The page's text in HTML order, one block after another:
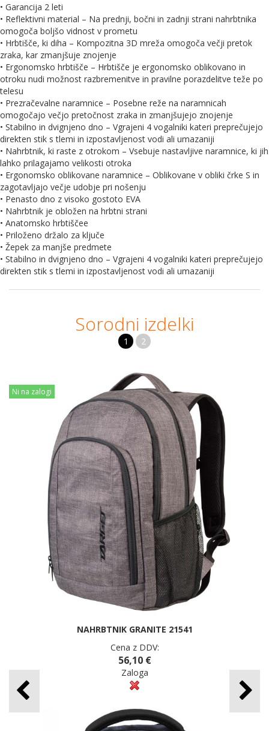
• Garancija 2 leti
• Reflektivni material – Na prednji, bočni in zadnji strani nahrbtnika
omogoča boljšo vidnost v prometu
• Hrbtišče, ki diha – Kompozitna 3D mreža omogoča večji pretok
zraka, kar zmanjšuje znojenje
• Ergonomsko hrbtišče – Hrbtišče je ergonomsko oblikovano in
otroku nudi možnost razbremenitve in pravilne porazdelitve teže po
telesu
• Prezračevalne naramnice – Posebne reže na naramnicah
omogočajo večjo pretočnost zraka in zmanjšujejo znojenje
• Stabilno in dvignjeno dno – Vgrajeni 4 vogalniki kateri preprečujejo
direkten stik s tlemi in izpostavljenost vodi ali umazaniji
• Nahrbtnik, ki raste z otrokom – Vsebuje nastavljive naramnice, ki jih
lahko prilagajamo velikosti otroka
• Ergonomsko oblikovane naramnice – Oblikovane v obliki črke S in
zagotavljajo večje udobje pri nošenju
• Penasto dno z visoko gostoto EVA
• Nahrbtnik je obložen na hrbtni strani
• Anatomsko hrbtiščee
• Priloženo držalo za ključe
• Žepek za manjše predmete
• Stabilno in dvignjeno dno – Vgrajeni 4 vogalniki kateri preprečujejo
direkten stik s tlemi in izpostavljenost vodi ali umazaniji
Sorodni izdelki
1 2
Ni na zalogi
NAHRBTNIK GRANITE 21541
Cena z DDV:
56,10 €
Zaloga